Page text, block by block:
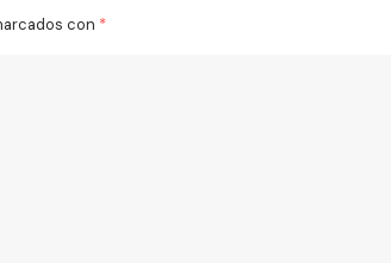
con *